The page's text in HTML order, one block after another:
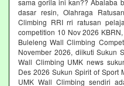
dasar resin, Olahraga
Climbing RRI rri ratusan
competition 10 Nov 2026
Buleleng Wall Climbing
November 2026, diikuti Sukun
Wall Climbing UMK news
Des 2026 Sukun Spirit of Sport
UMK Wall Climbing sendiri